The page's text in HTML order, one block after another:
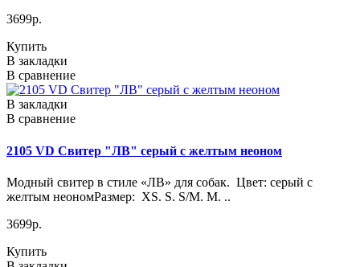
3699р.
Купить
В закладки
В сравнение
В закладки
В сравнение
2105 VD Свитер "ЛВ" серый с желтым неоном
Модный свитер в стиле «ЛВ» для собак. Цвет: серый с
желтым неономРазмер: XS. S. S/M. M. ..
3699р.
Купить